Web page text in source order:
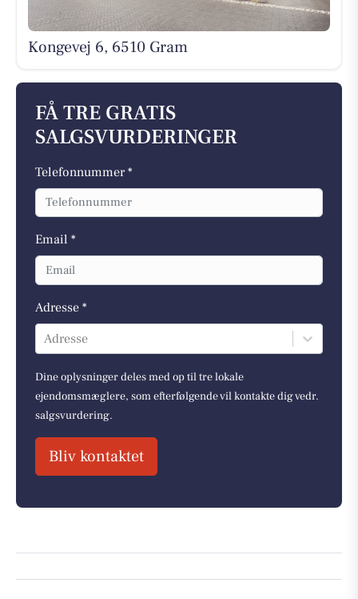
Kongevej 6, 6510 Gram
FÅ TRE GRATIS
SALGSVURDERINGER
Telefonnummer *
Email *
Adresse *
Adresse
Dine oplysninger deles med op til tre lokale
ejendomsmæglere, som efterfølgende vil kontakte dig vedr.
salgsvurdering.
Bliv kontaktet